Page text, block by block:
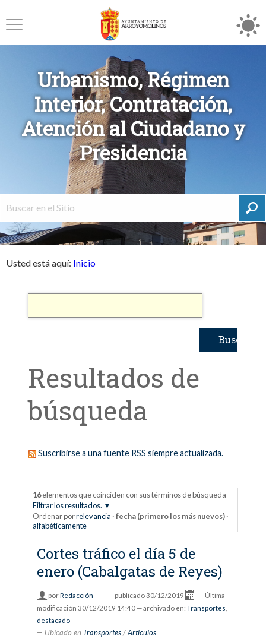
Urbanismo, Régimen
Interior, Contratación,
Atención al Ciudadano y
Presidencia
Usted está aquí: Inicio
Resultados de
búsqueda
Suscribirse a una fuente RSS siempre actualizada.
16elementos que coinciden con sus términos de búsqueda
Filtrar los resultados.
Ordenar porrelevancia ·fecha (primero los más nuevos) ·
alfabéticamente
Cortes tráfico el día 5 de
enero (Cabalgatas de Reyes)
porRedacción — publicado30/12/2019 — Última
modificación 30/12/2019 14:40 — archivado en: Transportes
destacado
Ubicado en Transportes /Artículos